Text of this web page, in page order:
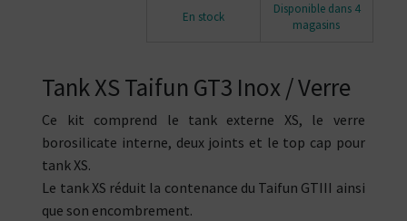
En stock
Disponible dans 4
magasins
Tank XS Taifun GT3 Inox / Verre
Ce kit comprend le tank externe XS, le verre
borosilicate interne, deux joints et le top cap pour
tank XS.
Le tank XS réduit la contenance du Taifun GTIII ainsi
que son encombrement.